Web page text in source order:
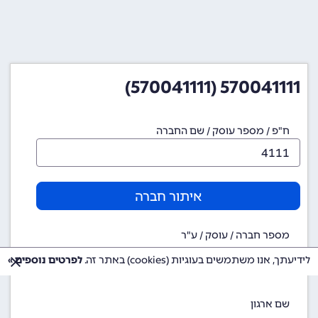
570041111 (570041111)
ח"פ / מספר עוסק / שם החברה
איתור חברה
מספר חברה / עוסק / ע"ר
570041111
שם ארגון
לידיעתך, אנו משתמשים בעוגיות (cookies) באתר זה. לפרטים נוספים »